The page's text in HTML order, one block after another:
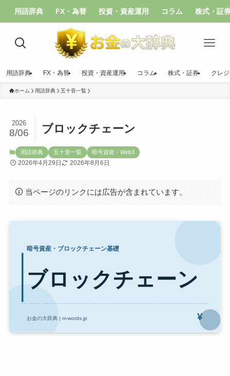
用語辞典 FX・為替 投資・資産運用 コラム 株式・証
用語辞典 FX・為替 投資・資産運用 コラム 株式・証券 クレ
ホーム 用語辞典 五十音一覧
ブロックチェーン
2026
8/06
用語辞典 五十音一覧 暗号資産・Web3
2026年4月29日 2026年8月6日
当ページのリンクには広告が含まれています。